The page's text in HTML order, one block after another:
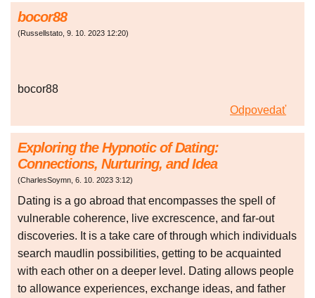
bocor88
(Russellstato 9. 10. 2023 12:20)
bocor88
Odpovedať
Exploring the Hypnotic of Dating:
Connections, Nurturing, and Idea
(CharlesSoymn 6. 10. 2023 3:12)
Dating is a go abroad that encompasses the spell of
vulnerable coherence, live excrescence, and far-out
discoveries. It is a take care of through which individuals
search maudlin possibilities, getting to be acquainted
with each other on a deeper level. Dating allows people
to allowance experiences, exchange ideas, and father